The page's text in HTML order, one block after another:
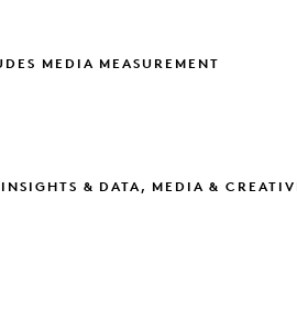
MEDIA MEASUREMENT
& DATA, MEDIA &